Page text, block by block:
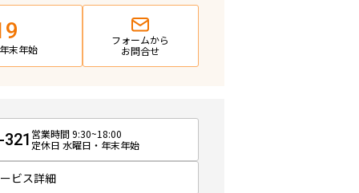
末年始
フォームから
お問合せ
営業時間 9:30~18:00
定休日 水曜日・年末年始
ビス詳細